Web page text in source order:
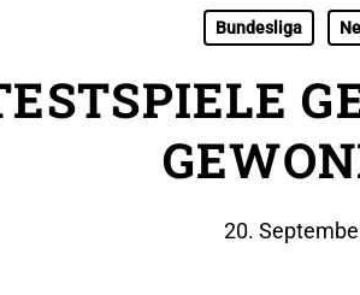
Bundesliga
20.